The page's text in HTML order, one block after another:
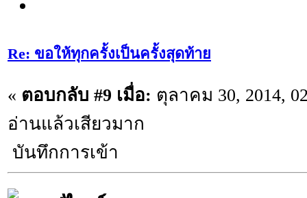
Re: ขอให้ทุกครั้งเป็นครั้งสุดท้าย
« ตอบกลับ #9 เมื่อ: ตุลาคม 30, 2014,
อ่านแล้วเสียวมาก
บันทึกการเข้า